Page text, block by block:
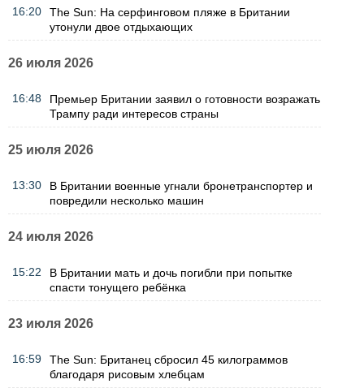
16:20
The Sun: На серфинговом пляже в Британии
утонули двое отдыхающих
26 июля 2026
16:48
Премьер Британии заявил о готовности возражать
Трампу ради интересов страны
25 июля 2026
13:30
В Британии военные угнали бронетранспортер и
повредили несколько машин
24 июля 2026
15:22
В Британии мать и дочь погибли при попытке
спасти тонущего ребёнка
23 июля 2026
16:59
The Sun: Британец сбросил 45 килограммов
благодаря рисовым хлебцам